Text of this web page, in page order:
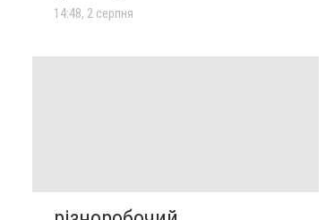
14:48, 2 серпня